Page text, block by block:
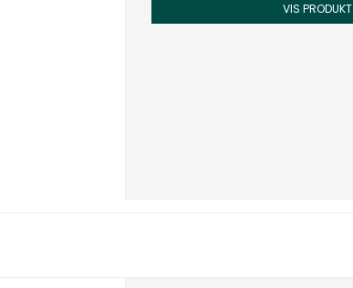
VIS PRODUKT